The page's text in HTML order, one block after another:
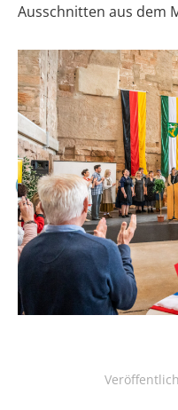
Ausschnitten aus dem